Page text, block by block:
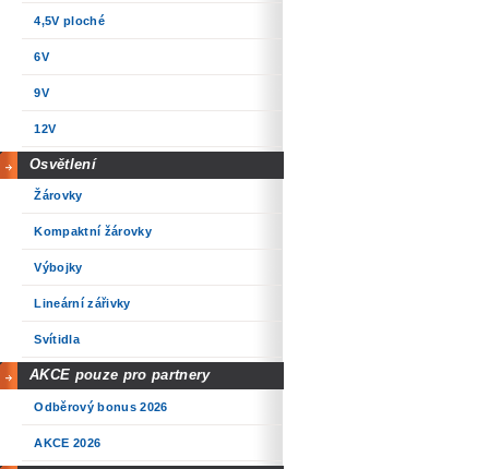
4,5V ploché
6V
9V
12V
Osvětlení
Žárovky
Kompaktní žárovky
Výbojky
Lineární zářivky
Svítidla
AKCE pouze pro partnery
Odběrový bonus 2026
AKCE 2026